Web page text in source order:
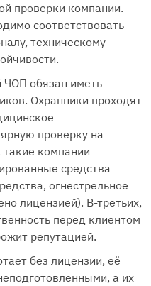
проверки компании.
соответствовать
техническому
обязан иметь
Охранники проходят
проверку на
компании
средства
огнестрельное
лицензией). В-третьих,
перед клиентом
репутацией.
без лицензии, её
а их